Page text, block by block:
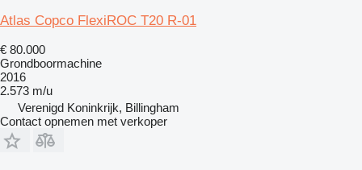
Atlas Copco FlexiROC T20 R-01
€ 80.000
Grondboormachine
2016
2.573 m/u
Verenigd Koninkrijk, Billingham
Contact opnemen met verkoper